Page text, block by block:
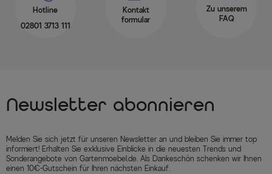
Hotline
02801 3713 111
Kontakt
formular
Zu unserem
FAQ
Newsletter abonnieren
Melden Sie sich jetzt für unseren Newsletter an und bleiben Sie immer top
informiert! Erhalten Sie exklusive Einblicke in die neuesten Trends und
Sonderangebote von Gartenmoebel.de. Als Dankeschön schenken wir Ihnen
einen 10€-Gutschein für Ihren nächsten Einkauf.